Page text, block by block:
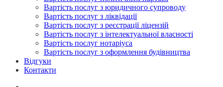
Вартість послуг з юридичного супроводу
Вартість послуг з ліквідації
Вартість послуг з реєстрації ліцензій
Вартість послуг з інтелектуальної власності
Вартість послуг нотаріуса
Вартість послуг з оформлення будівництва
Відгуки
Контакти